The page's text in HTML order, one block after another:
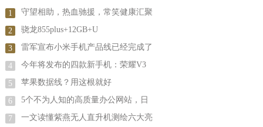
1 守望相助，热血驰援，常笑健康汇聚
2 骁龙855plus+12GB+U
3 雷军宣布小米手机产品线已经完成了
4 今年将发布的四款新手机：荣耀V3
5 苹果数据线？用这根就好
6 5个不为人知的高质量办公网站，日
7 一文读懂紫燕无人直升机测绘六大亮